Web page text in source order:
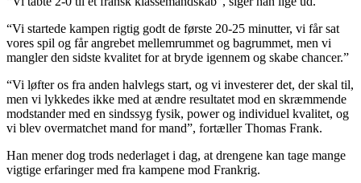
“Vi startede kampen rigtig godt de første 20-25 minutter, vi får sat
vores spil og får angrebet mellemrummet og bagrummet, men vi
mangler den sidste kvalitet for at bryde igennem og skabe chancer.”
“Vi løfter os fra anden halvlegs start, og vi investerer det, der skal til,
men vi lykkedes ikke med at ændre resultatet mod en skræmmende
modstander med en sindssyg fysik, power og individuel kvalitet, og
vi blev overmatchet mand for mand”, fortæller Thomas Frank.
Han mener dog trods nederlaget i dag, at drengene kan tage mange
vigtige erfaringer med fra kampene mod Frankrig.